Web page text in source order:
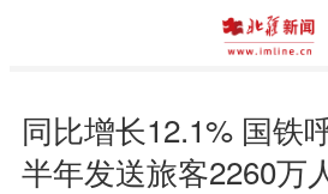
同比增长12.1% 国铁
半年发送旅客2260万